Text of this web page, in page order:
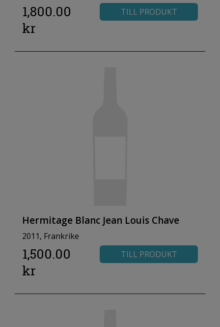
1,800.00
kr
TILL PRODUKT
Hermitage Blanc Jean Louis Chave
2011, Frankrike
1,500.00
kr
TILL PRODUKT